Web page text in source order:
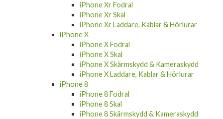
iPhone Xr Fodral
iPhone Xr Skal
iPhone Xr Laddare, Kablar & Hörlurar
iPhone X
iPhone X Fodral
iPhone X Skal
iPhone X Skärmskydd & Kameraskydd
iPhone X Laddare, Kablar & Hörlurar
iPhone 8
iPhone 8 Fodral
iPhone 8 Skal
iPhone 8 Skärmskydd & Kameraskydd